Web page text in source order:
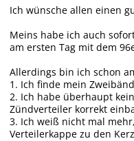
Ich wünsche allen einen
Meins habe ich auch
am ersten Tag mit dem
Allerdings bin ich schon
1. Ich finde mein
2. Ich habe überhaupt
Zündverteiler korrekt
3. Ich weiß nicht mal
Verteilerkappe zu den